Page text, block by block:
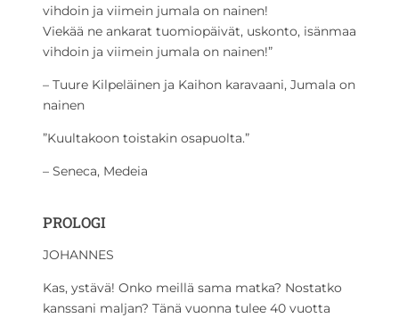
vihdoin ja viimein jumala on nainen!
Viekää ne ankarat tuomiopäivät, uskonto, isänmaa
vihdoin ja viimein jumala on nainen!”
– Tuure Kilpeläinen ja Kaihon karavaani, Jumala on
nainen
”Kuultakoon toistakin osapuolta.”
– Seneca, Medeia
PROLOGI
JOHANNES
Kas, ystävä! Onko meillä sama matka? Nostatko
kanssani maljan? Tänä vuonna tulee 40 vuotta